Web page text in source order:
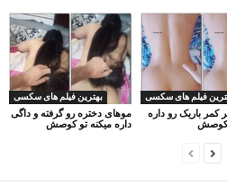
بهترین فیلم های سکسی
موهای دختره رو گرفته و داگی
داره میکنه تو کوصش
فیلم های سکسی
کمر باریک رو داره
کوصش